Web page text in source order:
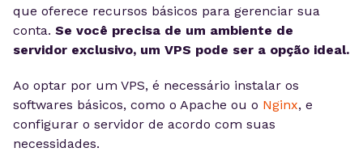
que oferece recursos básicos para gerenciar sua
conta. Se você precisa de um ambiente de
servidor exclusivo, um VPS pode ser a opção ideal.
Ao optar por um VPS, é necessário instalar os
softwares básicos, como o Apache ou o Nginx, e
configurar o servidor de acordo com suas
necessidades.